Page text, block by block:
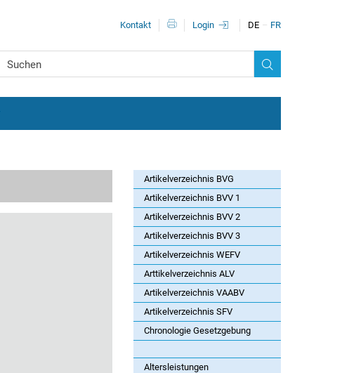
DE FR
Metanavigationn
Kontakt Login
Artikelverzeichnis BVG
Artikelverzeichnis BVV 1
Artikelverzeichnis BVV 2
Artikelverzeichnis BVV 3
Artikelverzeichnis WEFV
Arttikelverzeichnis ALV
Artikelverzeichnis VAABV
Artikelverzeichnis SFV
Chronologie Gesetzgebung
Altersleistungen